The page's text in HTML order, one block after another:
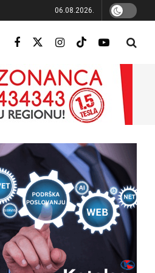
06.08.2026.